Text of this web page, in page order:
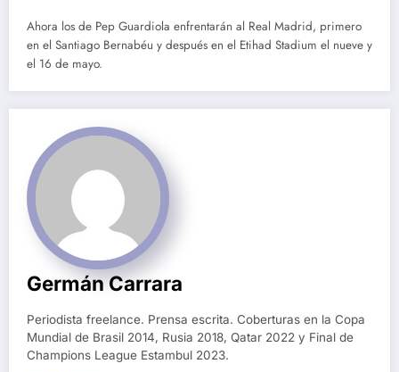
Ahora los de Pep Guardiola enfrentarán al Real Madrid, primero
en el Santiago Bernabéu y después en el Etihad Stadium el nueve y
el 16 de mayo.
Germán Carrara
Periodista freelance. Prensa escrita. Coberturas en la Copa
Mundial de Brasil 2014, Rusia 2018, Qatar 2022 y Final de
Champions League Estambul 2023.